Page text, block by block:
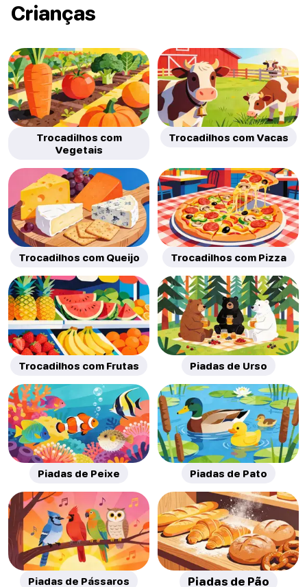
Crianças
Trocadilhos com
Vegetais
Trocadilhos com Vacas
Trocadilhos com Queijo Trocadilhos com Pizza
Trocadilhos com Frutas Piadas de Urso
Piadas de Peixe Piadas de Pato
Piadas de Pássaros Piadas de Pão